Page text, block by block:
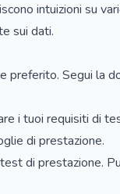
intuizioni su
sui dati.
preferito. Segui la
i tuoi requisiti di
di prestazione.
di prestazione.